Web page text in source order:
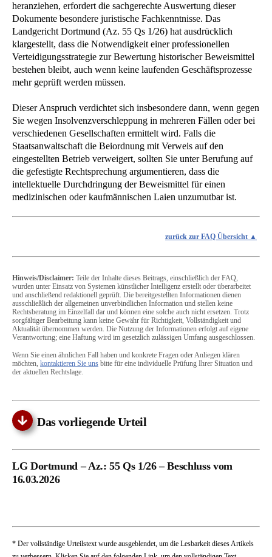
heranziehen, erfordert die sachgerechte Auswertung dieser
Dokumente besondere juristische Fachkenntnisse. Das
Landgericht Dortmund (Az. 55 Qs 1/26) hat ausdrücklich
klargestellt, dass die Notwendigkeit einer professionellen
Verteidigungsstrategie zur Bewertung historischer Beweismittel
bestehen bleibt, auch wenn keine laufenden Geschäftsprozesse
mehr geprüft werden müssen.
Dieser Anspruch verdichtet sich insbesondere dann, wenn gegen
Sie wegen Insolvenzverschleppung in mehreren Fällen oder bei
verschiedenen Gesellschaften ermittelt wird. Falls die
Staatsanwaltschaft die Beiordnung mit Verweis auf den
eingestellten Betrieb verweigert, sollten Sie unter Berufung auf
die gefestigte Rechtsprechung argumentieren, dass die
intellektuelle Durchdringung der Beweismittel für einen
medizinischen oder kaufmännischen Laien unzumutbar ist.
zurück zur FAQ Übersicht
Hinweis/Disclaimer: Teile der Inhalte dieses Beitrags, einschließlich der FAQ,
wurden unter Einsatz von Systemen künstlicher Intelligenz erstellt oder überarbeitet
und anschließend redaktionell geprüft. Die bereitgestellten Informationen dienen
ausschließlich der allgemeinen unverbindlichen Information und stellen keine
Rechtsberatung im Einzelfall dar und können eine solche auch nicht ersetzen. Trotz
sorgfältiger Bearbeitung kann keine Gewähr für Richtigkeit, Vollständigkeit und
Aktualität übernommen werden. Die Nutzung der Informationen erfolgt auf eigene
Verantwortung; eine Haftung wird im gesetzlich zulässigen Umfang ausgeschlossen.
Wenn Sie einen ähnlichen Fall haben und konkrete Fragen oder Anliegen klären
möchten, kontaktieren Sie uns bitte für eine individuelle Prüfung Ihrer Situation und
der aktuellen Rechtslage.
Das vorliegende Urteil
LG Dortmund – Az.: 55 Qs 1/26 – Beschluss vom
16.03.2026
* Der vollständige Urteilstext wurde ausgeblendet, um die Lesbarkeit dieses Artikels